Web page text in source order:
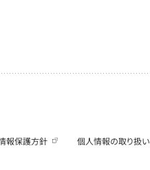
報保護方針 個人情報の取り扱い